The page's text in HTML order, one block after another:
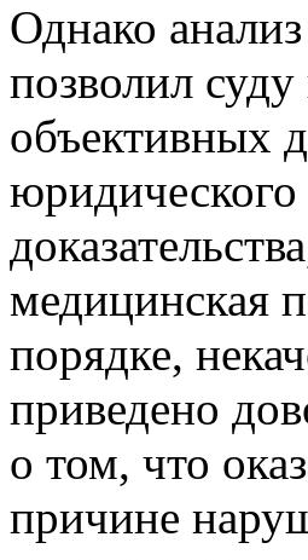
Однако
позволил
объективных
юридического
медицинская
порядке,
приведено
о том, что
причине